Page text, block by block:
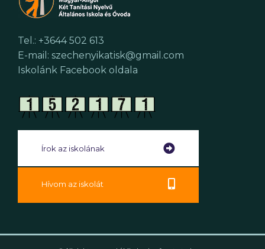
Tel.: +3644 502 613
E-mail: szechenyikatisk@gmail.com
Iskolánk Facebook oldala
Írok az iskolának
Hívom az iskolát